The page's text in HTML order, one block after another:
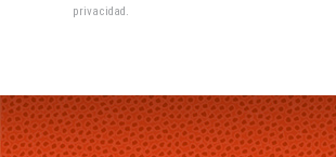
privacidad.